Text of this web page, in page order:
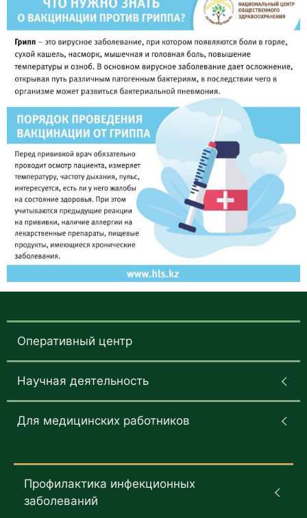
Оперативный центр
Научная деятельность
Для медицинских работников
Профилактика инфекционных
заболеваний